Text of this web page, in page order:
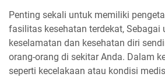
Penting sekali untuk memiliki
fasilitas kesehatan terdekat, Sebagai
keselamatan dan kesehatan diri
orang-orang di sekitar Anda. Dalam
seperti kecelakaan atau kondisi